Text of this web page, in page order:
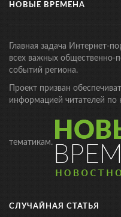
НОВЫЕ ВРЕМЕНА
Главная задача Интернет-
всех важных общественно-
событий региона.
Проект призван
информацией читателей
тематикам.
СЛУЧАЙНАЯ СТАТЬЯ